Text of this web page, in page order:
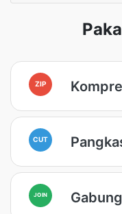
ZIP
CUT
JOIN